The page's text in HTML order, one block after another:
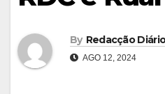
By Redacção
AGO 12, 2024